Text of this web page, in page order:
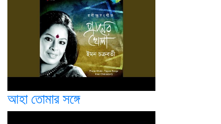
আহা তোমার সঙ্গে